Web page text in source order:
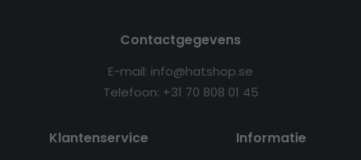
Contactgegevens
E-mail: info@hatshop.se
Telefoon: +31 70 808 01 45
Klantenservice Informatie